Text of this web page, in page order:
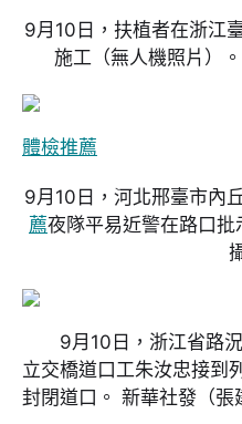
9月10日，扶植者在浙江
施工（無人機照片）
體檢推薦
9月10日，河北邢臺市內
薦夜隊平易近警在路口
9月10日，浙江省路
立交橋道口工朱汝忠接到
封閉道口。 新華社發 （